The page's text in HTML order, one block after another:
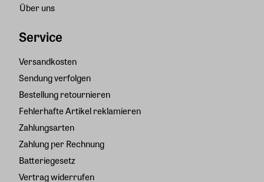
Über uns
Service
Versandkosten
Sendung verfolgen
Bestellung retournieren
Fehlerhafte Artikel reklamieren
Zahlungsarten
Zahlung per Rechnung
Batteriegesetz
Vertrag widerrufen